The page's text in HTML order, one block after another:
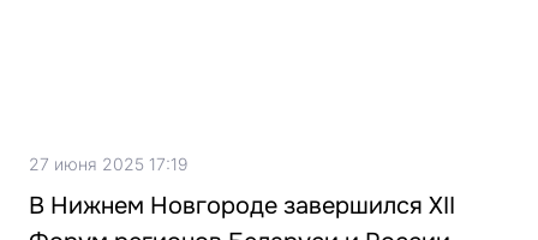
27 июня 2025 17:19
В Нижнем Новгороде завершился XII